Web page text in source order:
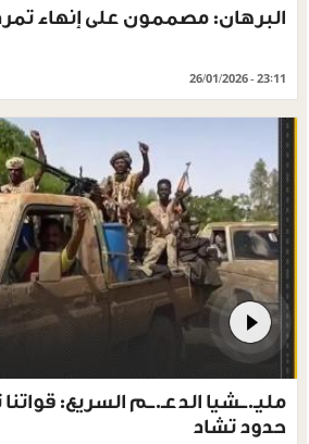
البرهان: مصممون على إنهاء
26/01/2026 - 23:11
مليـ.ــشيا الدعـ.ــم السريع:
حدود تشاد